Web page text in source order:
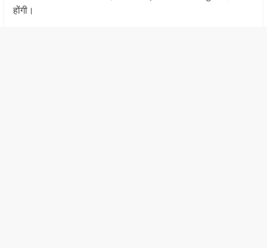
होंगी।